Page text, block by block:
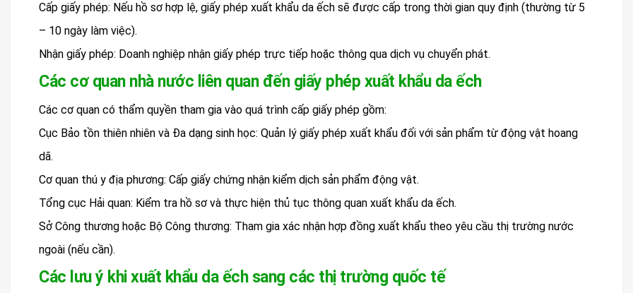
Cấp giấy phép: Nếu hồ sơ hợp lệ, giấy phép xuất khẩu da ếch sẽ được cấp trong thời gian quy định (thường từ 5
– 10 ngày làm việc).
Nhận giấy phép: Doanh nghiệp nhận giấy phép trực tiếp hoặc thông qua dịch vụ chuyển phát.
Các cơ quan nhà nước liên quan đến giấy phép xuất khẩu da ếch
Các cơ quan có thẩm quyền tham gia vào quá trình cấp giấy phép gồm:
Cục Bảo tồn thiên nhiên và Đa dạng sinh học: Quản lý giấy phép xuất khẩu đối với sản phẩm từ động vật hoang
dã.
Cơ quan thú y địa phương: Cấp giấy chứng nhận kiểm dịch sản phẩm động vật.
Tổng cục Hải quan: Kiểm tra hồ sơ và thực hiện thủ tục thông quan xuất khẩu da ếch.
Sở Công thương hoặc Bộ Công thương: Tham gia xác nhận hợp đồng xuất khẩu theo yêu cầu thị trường nước
ngoài (nếu cần).
Các lưu ý khi xuất khẩu da ếch sang các thị trường quốc tế